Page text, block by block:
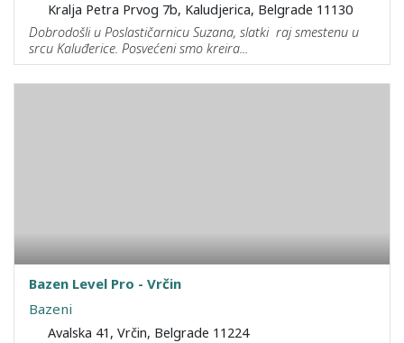
Kralja Petra Prvog 7b, Kaludjerica, Belgrade 11130
Dobrodošli u Poslastičarnicu Suzana, slatki raj smestenu u
srcu Kaluđerice. Posvećeni smo kreira...
Bazen Level Pro - Vrčin
Bazeni
Avalska 41, Vrčin, Belgrade 11224